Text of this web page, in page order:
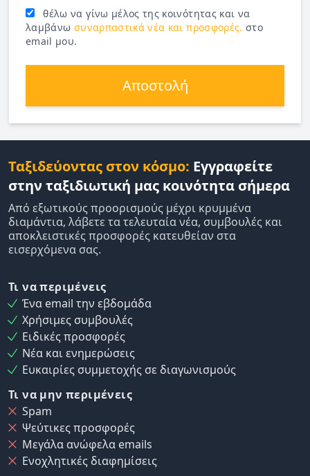
θέλω να γίνω μέλος της κοινότητας και να
λαμβάνω συναρπαστικά νέα και προσφορές. στο
email μου.
Αποστολή
Ταξιδεύοντας στον κόσμο: Εγγραφείτε
στην ταξιδιωτική μας κοινότητα σήμερα
Από εξωτικούς προορισμούς μέχρι κρυμμένα
διαμάντια, λάβετε τα τελευταία νέα, συμβουλές και
αποκλειστικές προσφορές κατευθείαν στα
εισερχόμενα σας.
Τι να περιμένεις
Ένα email την εβδομάδα
Χρήσιμες συμβουλές
Ειδικές προσφορές
Νέα και ενημερώσεις
Ευκαιρίες συμμετοχής σε διαγωνισμούς
Τι να μην περιμένεις
Spam
Ψεύτικες προσφορές
Μεγάλα ανώφελα emails
Ενοχλητικές διαφημίσεις